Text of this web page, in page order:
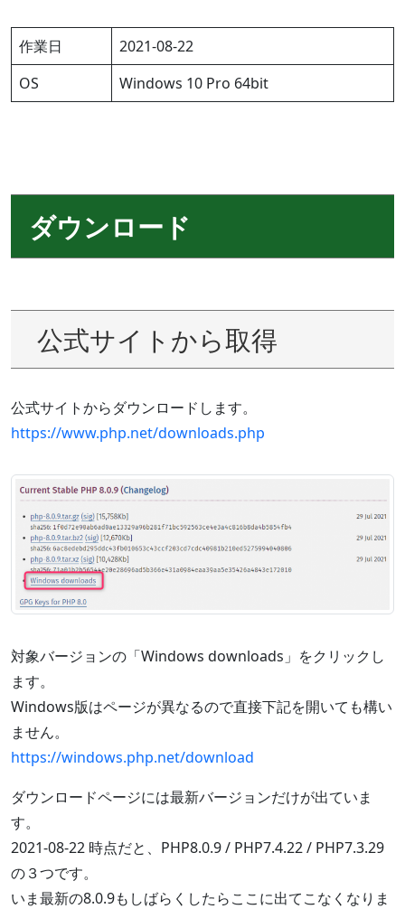
作業日
2021-08-22
OS
Windows 10 Pro 64bit
ダウンロード
公式サイトから取得
公式サイトからダウンロードします。
https://www.php.net/downloads.php
対象バージョンの「Windows downloads」をクリックし
ます。
Windows版はページが異なるので直接下記を開いても構い
ません。
https://windows.php.net/download
ダウンロードページには最新バージョンだけが出ていま
す。
2021-08-22 時点だと、PHP8.0.9 / PHP7.4.22 / PHP7.3.29
の３つです。
いま最新の8.0.9もしばらくしたらここに出てこなくなりま